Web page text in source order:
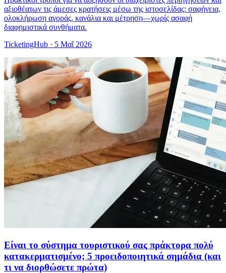
αξιοθέατων τις άμεσες κρατήσεις μέσω της ιστοσελίδας: σαφήνεια,
ολοκλήρωση αγοράς, κανάλια και μέτρηση—χωρίς ασαφή
διαφημιστικά συνθήματα.
TicketingHub · 5 Μαΐ 2026
Είναι το σύστημα τουριστικού σας πράκτορα πολύ
κατακερματισμένο; 5 προειδοποιητικά σημάδια (και
τι να διορθώσετε πρώτα)